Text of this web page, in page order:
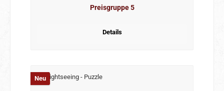
Preisgruppe 5
Details
Neu